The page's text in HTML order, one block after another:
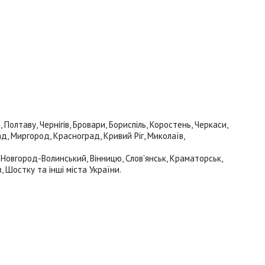
Чернігів, Бровари, Бориспіль, Коростень, Черкаси,
Миргород, Красноград, Кривий Ріг, Миколаїв,
Волинський, Вінницю, Слов'янськ, Краматорськ,
та інші міста України.